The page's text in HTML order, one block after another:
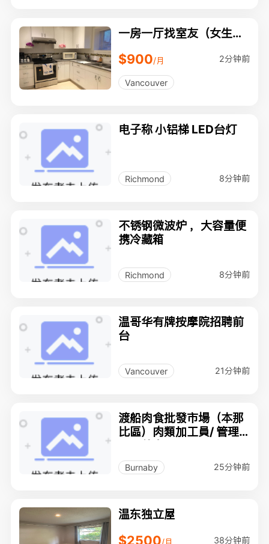
一房一厅找室友（女生）
$900/月 2分钟前
Vancouver
电子称 小铝梯 LED台灯
Richmond 8分钟前
不锈钢微波炉 ，大容量便
携冷藏箱
Richmond 8分钟前
温哥华有牌按摩院招聘前
台
Vancouver 21分钟前
渡船肉食批發市場（本那
比區）肉類加工員/ 管理
Burnaby 25分钟前
温东独立屋
$2500/月 38分钟前